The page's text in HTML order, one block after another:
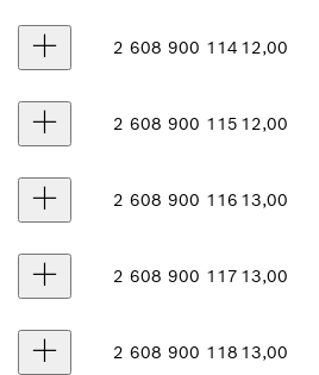
2 608 900 114 12,00
2 608 900 115 12,00
2 608 900 116 13,00
2 608 900 117 13,00
2 608 900 118 13,00